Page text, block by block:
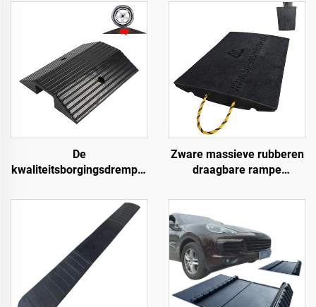
De
kwaliteitsborgingsdrempel
langs de weg
Zware massieve rubberen
draagbare rampe
toegangsweg product voor
betere toegang tot wegen